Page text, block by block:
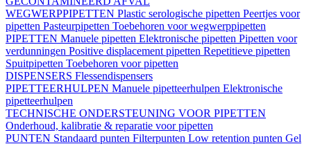
WEGWERPPIPETTEN Plastic serologische pipetten Peertjes voor
pipetten Pasteurpipetten Toebehoren voor wegwerppipetten
PIPETTEN Manuele pipetten Elektronische pipetten Pipetten voor
verdunningen Positive displacement pipetten Repetitieve pipetten
Spuitpipetten Toebehoren voor pipetten
DISPENSERS Flessendispensers
PIPETTEERHULPEN Manuele pipetteerhulpen Elektronische
pipetteerhulpen
TECHNISCHE ONDERSTEUNING VOOR PIPETTEN
Onderhoud, kalibratie & reparatie voor pipetten
PUNTEN Standaard punten Filterpunten Low retention punten Gel